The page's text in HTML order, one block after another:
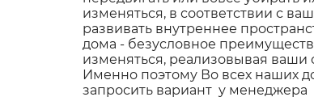
изменяться, в соответствии с
развивать внутреннее
дома - безусловное
изменяться, реализовывая
Именно поэтому Во всех наших
запросить вариант у менеджера